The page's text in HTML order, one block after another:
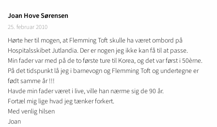
Joan Hove Sørensen
25. februar 2010
Hørte her til mogen, at Flemming Toft skulle ha været ombord på
Hospitalsskibet Jutlandia. Der er nogen jeg ikke kan få til at passe.
Min fader var med på de to første ture til Korea, og det var først i 50èrne.
På det tidspunkt lå jeg i barnevogn og Flemming Toft og undertegne er
født samme år !!!
Havde min fader været i live, ville han nærme sig de 90 år.
Fortæl mig lige hvad jeg tænker forkert.
Med venlig hilsen
Joan